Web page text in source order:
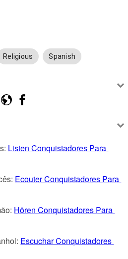
Religious Spanish
Listen Conquistadores Para
Ecouter Conquistadores Para
Hören Conquistadores Para
Escuchar Conquistadores